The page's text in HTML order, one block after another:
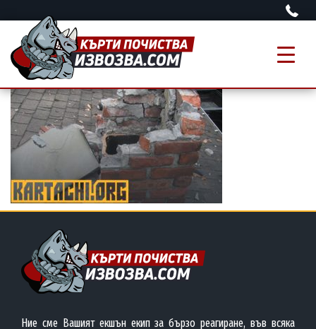
Ние сме Вашият екшън екип за бързо реагиране, във всяка